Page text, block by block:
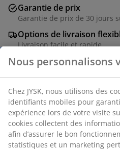
Garantie de prix
Garantie de prix de 30 jours
Options de livraison
Livraison facile et rapide
Caractéristiques
Nous personnalisons
Chez JYSK, nous utilisons des
identifiants mobiles pour
expérience lors de votre visite
cookies collectent des
afin d’assurer le bon
statistiques et un marketing